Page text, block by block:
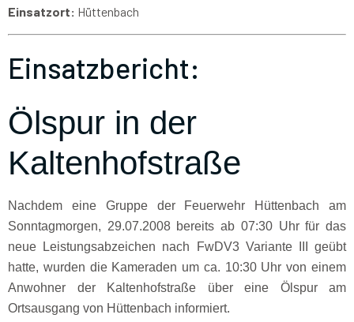
Einsatzort: Hüttenbach
Einsatzbericht:
Ölspur in der
Kaltenhofstraße
Nachdem eine Gruppe der Feuerwehr Hüttenbach am
Sonntagmorgen, 29.07.2008 bereits ab 07:30 Uhr für das
neue Leistungsabzeichen nach FwDV3 Variante III geübt
hatte, wurden die Kameraden um ca. 10:30 Uhr von einem
Anwohner der Kaltenhofstraße über eine Ölspur am
Ortsausgang von Hüttenbach informiert.